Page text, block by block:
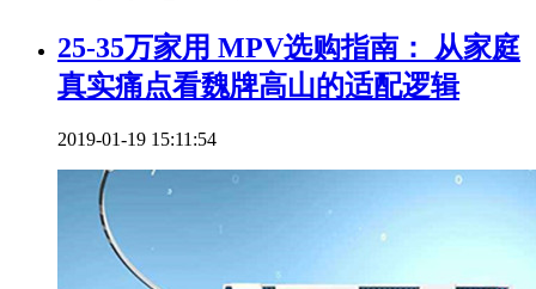
25-35万家用 MPV选购指南： 从家庭
真实痛点看魏牌高山的适配逻辑
2019-01-19 15:11:54